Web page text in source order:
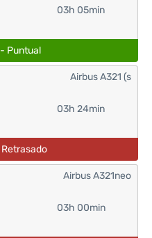
03h 05min
Puntual
03h 24min
Airbus A321 (s
03h 00min
Airbus A321neo